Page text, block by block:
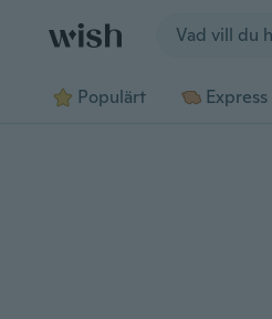
Populärt Express